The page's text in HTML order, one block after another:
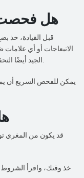
هل فحصت
قبل القيادة، خذ
الانبعاجات أو أي
الجيد أيضًا التحقق من الأضواء والمرايا والإطارات ومكيف الهواء.
يمكن للفحص السريع أن
قد يكون من المغري
خذ وقتك، واقرأ الشروط